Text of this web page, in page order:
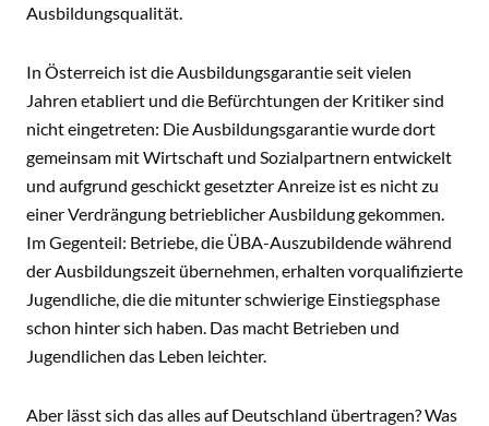
Ausbildungsqualität.
In Österreich ist die Ausbildungsgarantie seit vielen
Jahren etabliert und die Befürchtungen der Kritiker sind
nicht eingetreten: Die Ausbildungsgarantie wurde dort
gemeinsam mit Wirtschaft und Sozialpartnern entwickelt
und aufgrund geschickt gesetzter Anreize ist es nicht zu
einer Verdrängung betrieblicher Ausbildung gekommen.
Im Gegenteil: Betriebe, die ÜBA-Auszubildende während
der Ausbildungszeit übernehmen, erhalten vorqualifizierte
Jugendliche, die die mitunter schwierige Einstiegsphase
schon hinter sich haben. Das macht Betrieben und
Jugendlichen das Leben leichter.
Aber lässt sich das alles auf Deutschland übertragen? Was